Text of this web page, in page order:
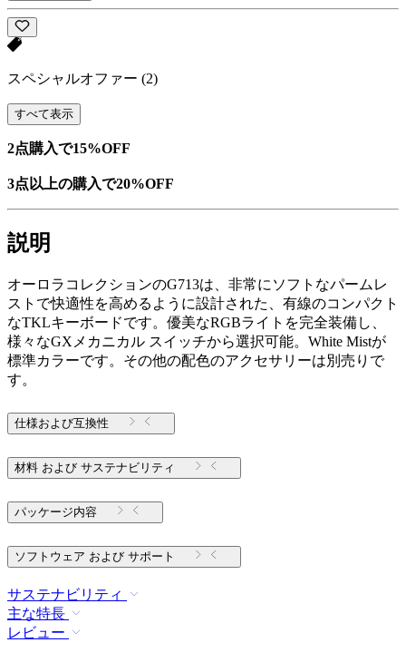
スペシャルオファー (2)
すべて表示
2点購入で15%OFF
3点以上の購入で20%OFF
説明
オーロラコレクションのG713は、非常にソフトなパームレ
ストで快適性を高めるように設計された、有線のコンパクト
なTKLキーボードです。優美なRGBライトを完全装備し、
様々なGXメカニカル スイッチから選択可能。White Mistが
標準カラーです。その他の配色のアクセサリーは別売りで
す。
仕様および互換性
材料 および サステナビリティ
パッケージ内容
ソフトウェア および サポート
サステナビリティ
主な特長
レビュー